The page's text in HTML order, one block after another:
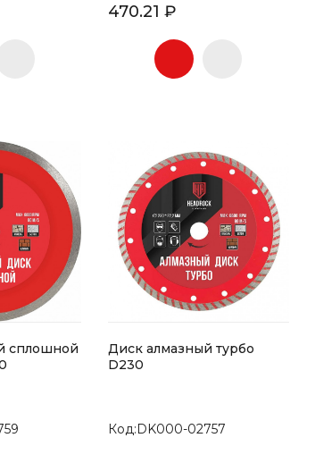
470.21 ₽
сплошной
Диск алмазный турбо
D230
Код:DK000-02757